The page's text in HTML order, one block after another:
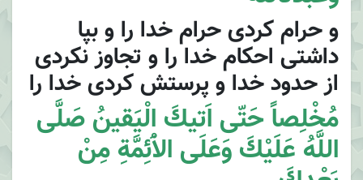
و حرام كردى حرام خدا را و بپا
داشتى احكام خدا را و تجاوز نكردى
از حدود خدا و پرستش كردى خدا را
مُخْلِصاً حَتّى اَتيكَ الْيَقينُ صَلَّى
اللَّهُ عَلَيْكَ وَعَلَى الاَْئِمَّةِ مِنْ